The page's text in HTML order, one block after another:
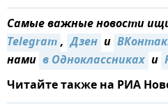
Самые важные новости
Telegram, Дзен и
нами в Одноклассниках и
Читайте также на РИА